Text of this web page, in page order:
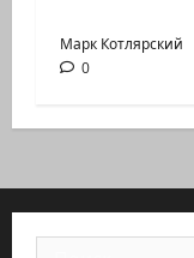
Марк Котлярский
0